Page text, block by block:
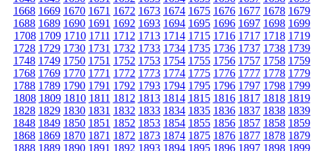
1668 1669 1670 1671 1672 1673 1674 1675 1676 1677 1678 1679
1688 1689 1690 1691 1692 1693 1694 1695 1696 1697 1698 1699
1708 1709 1710 1711 1712 1713 1714 1715 1716 1717 1718 1719
1728 1729 1730 1731 1732 1733 1734 1735 1736 1737 1738 1739
1748 1749 1750 1751 1752 1753 1754 1755 1756 1757 1758 1759
1768 1769 1770 1771 1772 1773 1774 1775 1776 1777 1778 1779
1788 1789 1790 1791 1792 1793 1794 1795 1796 1797 1798 1799
1808 1809 1810 1811 1812 1813 1814 1815 1816 1817 1818 1819
1828 1829 1830 1831 1832 1833 1834 1835 1836 1837 1838 1839
1848 1849 1850 1851 1852 1853 1854 1855 1856 1857 1858 1859
1868 1869 1870 1871 1872 1873 1874 1875 1876 1877 1878 1879
1888 1889 1890 1891 1892 1893 1894 1895 1896 1897 1898 1899